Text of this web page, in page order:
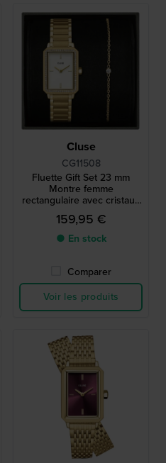
Cluse
CG11508
Fluette Gift Set 23 mm
Montre femme
rectangulaire avec cristaux
et bracelet libre
159,95 €
● En stock
Comparer
Voir les produits